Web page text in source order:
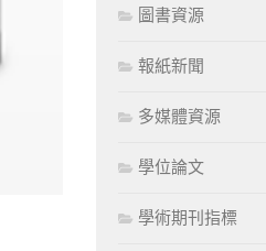
圖書資源
報紙新聞
多媒體資源
學位論文
學術期刊指標